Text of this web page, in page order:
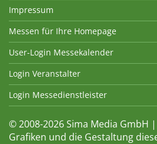
Impressum
Messen für Ihre Homepage
User-Login Messekalender
Login Veranstalter
Login Messedienstleister
© 2008-2026 Sima Media GmbH
Grafiken und die Gestaltung